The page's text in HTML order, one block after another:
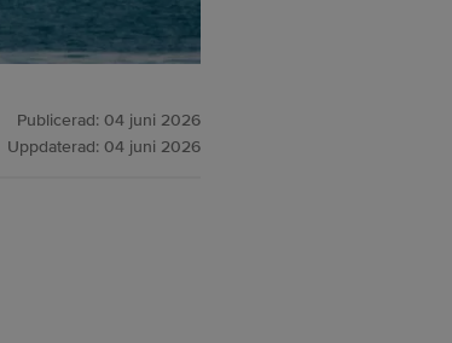
Publicerad: 04 juni 2026
Uppdaterad: 04 juni 2026